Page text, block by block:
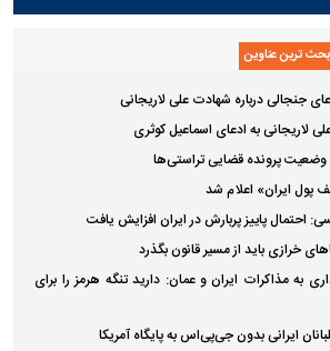
ترین عناوین
جنجالی درباره شهادت علی لاریجانی
لاریجانی به ادعای اسماعیل کوثری
وضعیت پرونده قضایی تراستی‌ها
پول ایران» اعلام شد
احتمال پاییز پربارش در ایران افزایش یافت
خرازی باید از مسیر قانون بگذرد
به مذاکرات ایران و عمان: دارید تنگه هرمز را برای
ایرانی بدون جی‌پی‌اس به پایگاه آمریکا